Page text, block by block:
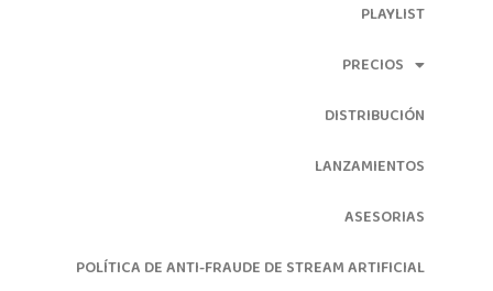
PLAYLIST
PRECIOS
DISTRIBUCIÓN
LANZAMIENTOS
ASESORIAS
POLÍTICA DE ANTI-FRAUDE DE STREAM ARTIFICIAL